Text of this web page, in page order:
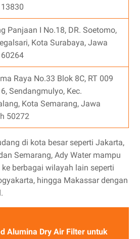
Panjaan I No.18, DR. Soetomo,
Kota Surabaya, Jawa
Raya No.33 Blok 8C, RT 009
Sendangmulyo, Kec.
Kota Semarang, Jawa
50272
di kota besar seperti Jakarta,
Semarang, Ady Water mampu
berbagai wilayah lain seperti
hingga Makassar dengan
Alumina Dry Air Filter untuk